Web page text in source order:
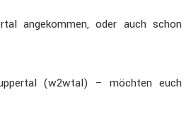
angekommen, oder auch schon
(w2wtal) – möchten euch